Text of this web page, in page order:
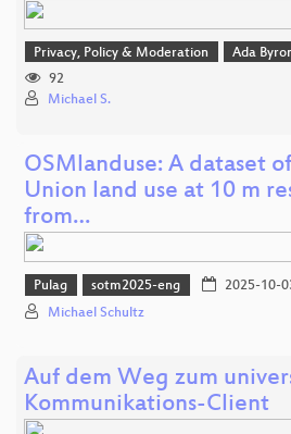
Privacy, Policy & Moderation Ada
92
Michael S.
OSMlanduse: A dataset
Union land use at 10 m
from…
Pulag sotm2025-eng 2025-10-
Michael Schultz
Auf dem Weg zum
Kommunikations-Client